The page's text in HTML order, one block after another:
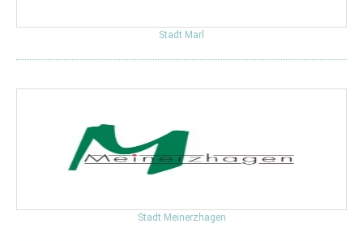
Stadt Marl
Stadt Meinerzhagen